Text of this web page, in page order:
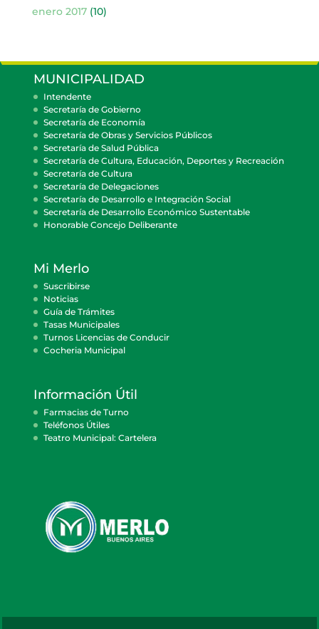
enero 2017(10)
MUNICIPALIDAD
Intendente
Secretaría de Gobierno
Secretaría de Economía
Secretaría de Obras y Servicios Públicos
Secretaría de Salud Pública
Secretaría de Cultura, Educación, Deportes y Recreación
Secretaría de Cultura
Secretaría de Delegaciones
Secretaría de Desarrollo e Integración Social
Secretaría de Desarrollo Económico Sustentable
Honorable Concejo Deliberante
Mi Merlo
Suscribirse
Noticias
Guía de Trámites
Tasas Municipales
Turnos Licencias de Conducir
Cocheria Municipal
Información Útil
Farmacias de Turno
Teléfonos Útiles
Teatro Municipal: Cartelera